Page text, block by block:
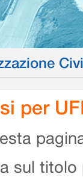
per
sul titolo